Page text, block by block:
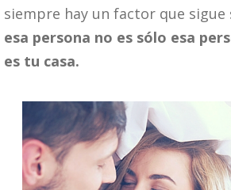
siempre hay un factor que sigue
esa persona no es sólo esa
es tu casa.